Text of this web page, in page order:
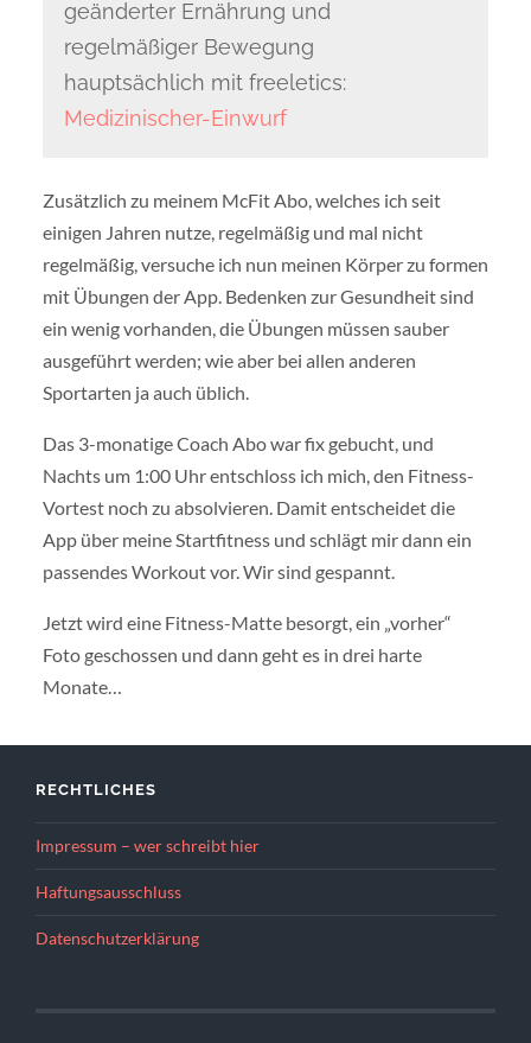
geänderter Ernährung und
regelmäßiger Bewegung
hauptsächlich mit freeletics:
Medizinischer-Einwurf
Zusätzlich zu meinem McFit Abo, welches ich seit
einigen Jahren nutze, regelmäßig und mal nicht
regelmäßig, versuche ich nun meinen Körper zu formen
mit Übungen der App. Bedenken zur Gesundheit sind
ein wenig vorhanden, die Übungen müssen sauber
ausgeführt werden; wie aber bei allen anderen
Sportarten ja auch üblich.
Das 3-monatige Coach Abo war fix gebucht, und
Nachts um 1:00 Uhr entschloss ich mich, den Fitness-
Vortest noch zu absolvieren. Damit entscheidet die
App über meine Startfitness und schlägt mir dann ein
passendes Workout vor. Wir sind gespannt.
Jetzt wird eine Fitness-Matte besorgt, ein „vorher“
Foto geschossen und dann geht es in drei harte
Monate…
RECHTLICHES
Impressum – wer schreibt hier
Haftungsausschluss
Datenschutzerklärung